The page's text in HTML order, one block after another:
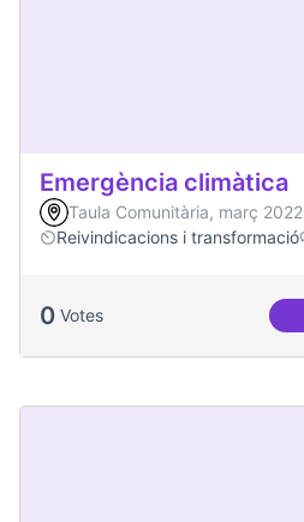
Emergència climàtica
Taula Comunitària, març 2022
Reivindicacions i transformació
0 Votes